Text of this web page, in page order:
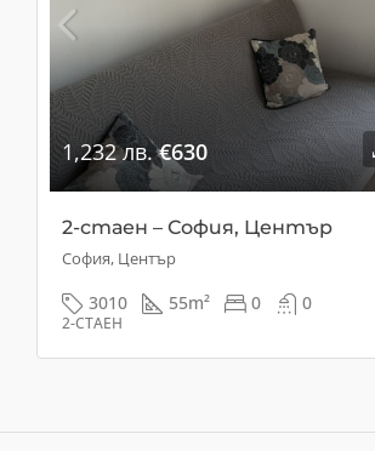
1,232 лв.€630
2-стаен – София, Център
София, Център
3010 55m² 0 0
2-СТАЕН